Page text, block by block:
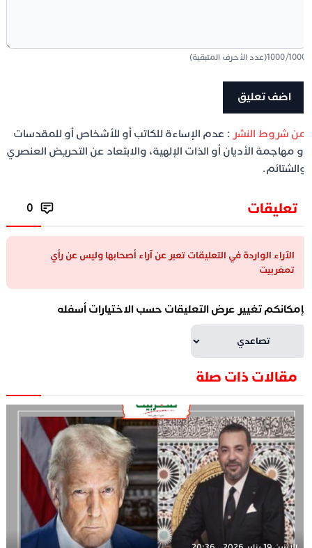
/
1000(عدد الأحرف المتبقية)
شروط النشر: عدم الإساءة للكاتب أو للأشخاص أو للمقدسات
مهاجمة الأديان أو الذات الإلهية، والابتعاد عن التحريض العنصري
تعليقات 0
الآراء الواردة في التعليقات تعبر عن آراء أصحابها وليس عن رأي
تمغربيت
تغيير عرض التعليقات حسب الاختيارات أسفله
مقالات ذات صلة